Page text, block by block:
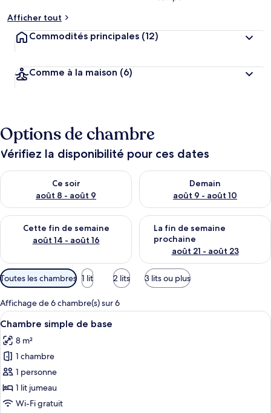
Afficher tout
Commodités principales (12)
Comme à la maison (6)
Options de chambre
Vérifiez la disponibilité pour ces dates
Ce soir
août 8 - août 9
Vérifier la disponibilité pour ce soir août 8 - août 9
Demain
août 9 - août 10
Vérifier la disponibilité pour
Cette fin de semaine
août 14 - août 16
Vérifier la disponibilité pour cette fin de semaine août 14 -
La fin de semaine
prochaine
août 21 - août 23
Vérifier la disponibilité pour
Filtres
disponibles
pour
les
chambres
Toutes les chambres 1 lit 2 lits 3 lits ou plus
Affichage de 6 chambre(s) sur 6
Afficher
toutes
les
photos
pour
ce
type
Un lit bien fait, avec du linge de lit
5
Chambre simple de base
8 m²
1 chambre
1 personne
1 lit jumeau
Wi-Fi gratuit